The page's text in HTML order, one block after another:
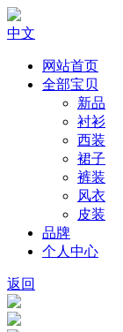
中文
网站首页
全部宝贝
新品
衬衫
西装
裙子
裤装
风衣
皮装
品牌
个人中心
返回